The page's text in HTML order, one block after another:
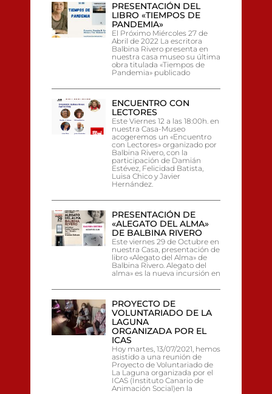
PRESENTACIÓN DEL
LIBRO «TIEMPOS DE
PANDEMIA»
El Próximo Miércoles 27 de
Abril de 2022 La escritora
Balbina Rivero presenta en
nuestra casa museo su última
obra titulada «Tiempos de
Pandemia» publicado
ENCUENTRO CON
LECTORES
Este Viernes 12 a las 18:00h. en
nuestra Casa-Museo
acogeremos un «Encuentro
con Lectores» organizado por
Balbina Rivero, con la
participación de Damián
Estévez, Felicidad Batista,
Luisa Chico y Javier
Hernández.
PRESENTACIÓN DE
«ALEGATO DEL ALMA»
DE BALBINA RIVERO
Este viernes 29 de Octubre en
nuestra Casa, presentación de
libro «Alegato del Alma» de
Balbina Rivero. Alegato del
alma» es la nueva incursión en
PROYECTO DE
VOLUNTARIADO DE LA
LAGUNA
ORGANIZADA POR EL
ICAS
Hoy martes, 13/07/2021, hemos
asistido a una reunión de
Proyecto de Voluntariado de
La Laguna organizada por el
ICAS (Instituto Canario de
Animación Social)en la